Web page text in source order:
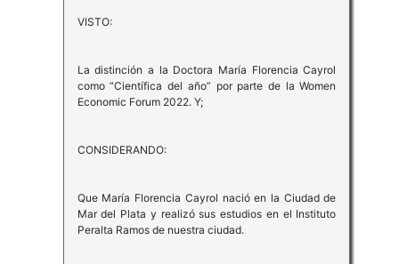
VISTO:
La distinción a la Doctora María Florencia Cayrol
como “Científica del año” por parte de la Women
Economic Forum 2022. Y;
CONSIDERANDO:
Que María Florencia Cayrol nació en la Ciudad de
Mar del Plata y realizó sus estudios en el Instituto
Peralta Ramos de nuestra ciudad.